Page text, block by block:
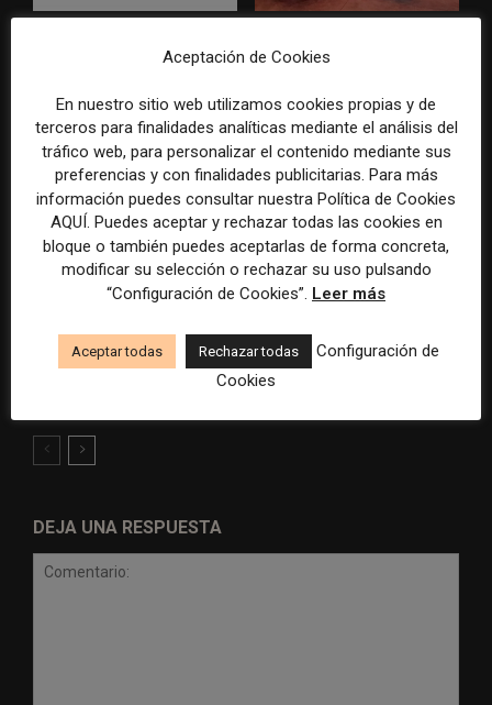
euros
reconoce cinco historias de
sobre el poder, la memoria y
la violencia
Radio Televisión Madrid
establece un sistema de
control para el uso de la
ADEPA crea un premio
especial para la mejor
cobertura periodística del
DEJA UNA RESPUESTA
Aceptación de Cookies
En nuestro sitio web utilizamos cookies propias y de
terceros para finalidades analíticas mediante el análisis del
tráfico web, para personalizar el contenido mediante sus
preferencias y con finalidades publicitarias. Para más
información puedes consultar nuestra Política de Cookies
AQUÍ. Puedes aceptar y rechazar todas las cookies en
bloque o también puedes aceptarlas de forma concreta,
modificar su selección o rechazar su uso pulsando
“Configuración de Cookies”. Leer más
Aceptar todas Rechazar todas
Configuración de
Cookies